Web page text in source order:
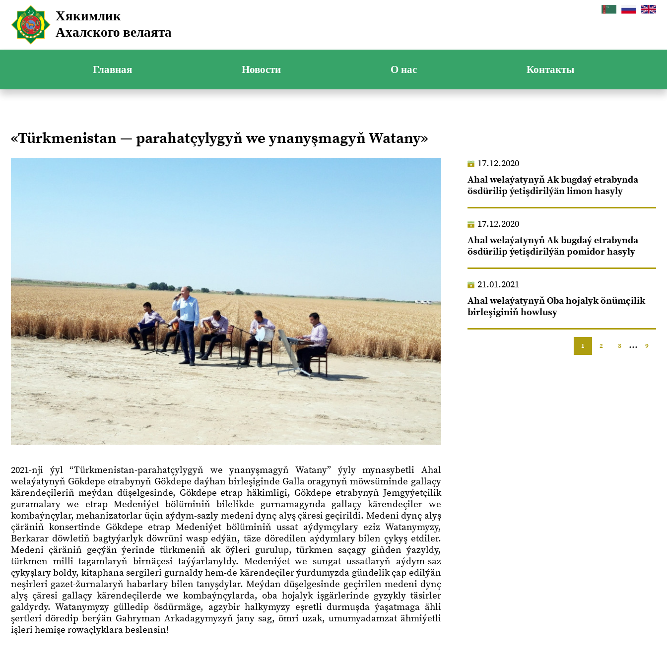
Хякимлик
Ахалского велаята
Главная Новости О нас Контакты
«Türkmenistan — parahatçylygyň we ynanyşmagyň Watany»
2021-nji ýyl “Türkmenistan-parahatçylygyň we ynanyşmagyň Watany” ýyly mynasybetli Ahal
welaýatynyň Gökdepe etrabynyň Gökdepe daýhan birleşiginde Galla oragynyň möwsüminde gallaçy
kärendeçileriň meýdan düşelgesinde, Gökdepe etrap häkimligi, Gökdepe etrabynyň Jemgyýetçilik
guramalary we etrap Medeniýet bölüminiň bilelikde gurnamagynda gallaçy kärendeçiler we
kombaýnçylar, mehanizatorlar üçin aýdym-sazly medeni dynç alyş çäresi geçirildi. Medeni dynç alyş
çäräniň konsertinde Gökdepe etrap Medeniýet bölüminiň ussat aýdymçylary eziz Watanymyzy,
Berkarar döwletiň bagtyýarlyk döwrüni wasp edýän, täze döredilen aýdymlary bilen çykyş etdiler.
Medeni çäräniň geçýän ýerinde türkmeniň ak öýleri gurulup, türkmen saçagy giňden ýazyldy,
türkmen milli tagamlaryň birnäçesi taýýarlanyldy. Medeniýet we sungat ussatlaryň aýdym-saz
çykyşlary boldy, kitaphana sergileri gurnaldy hem-de kärendeçiler ýurdumyzda gündelik çap edilýän
neşirleri gazet-žurnalaryň habarlary bilen tanyşdylar. Meýdan düşelgesinde geçirilen medeni dynç
alyş çäresi gallaçy kärendeçilerde we kombaýnçylarda, oba hojalyk işgärlerinde gyzykly täsirler
galdyrdy. Watanymyzy gülledip ösdürmäge, agzybir halkymyzy eşretli durmuşda ýaşatmaga ähli
şertleri döredip berýän Gahryman Arkadagymyzyň jany sag, ömri uzak, umumyadamzat ähmiýetli
işleri hemişe rowaçlyklara beslensin!
17.12.2020
Ahal welaýatynyň Ak bugdaý etrabynda
ösdürilip ýetişdirilýän limon hasyly
17.12.2020
Ahal welaýatynyň Ak bugdaý etrabynda
ösdürilip ýetişdirilýän pomidor hasyly
21.01.2021
Ahal welaýatynyň Oba hojalyk önümçilik
birleşiginiň howlusy
1 2 3 ... 9